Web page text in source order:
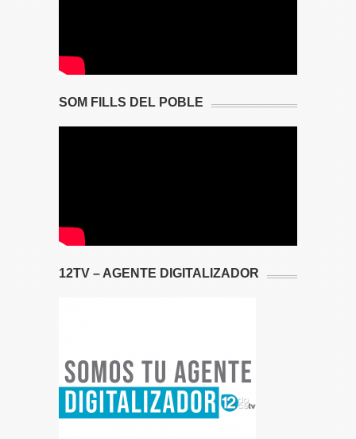
SOM FILLS DEL POBLE
12TV – AGENTE DIGITALIZADOR